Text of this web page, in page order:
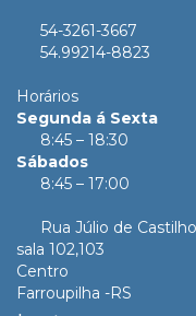
54-3261-3667
54.99214-8823
Horários
Segunda á Sexta
8:45 – 18:30
Sábados
8:45 – 17:00
Rua Júlio de
sala 102,103
Centro
Farroupilha -RS